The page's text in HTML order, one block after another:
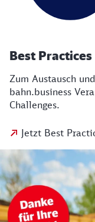
Best
Zum Austausch
bahn.business
Challenges.
Jetzt Best